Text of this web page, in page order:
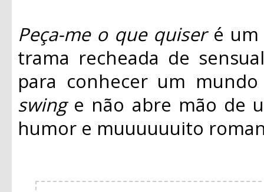
Peça-me o que quiseré um
trama recheada de
para conhecer um
swinge não abre mão de
humor e muuuuuuito